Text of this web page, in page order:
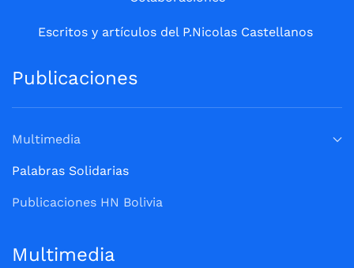
Escritos y artículos del P.Nicolas Castellanos
Publicaciones
Multimedia
Palabras Solidarias
Publicaciones HN Bolivia
Multimedia